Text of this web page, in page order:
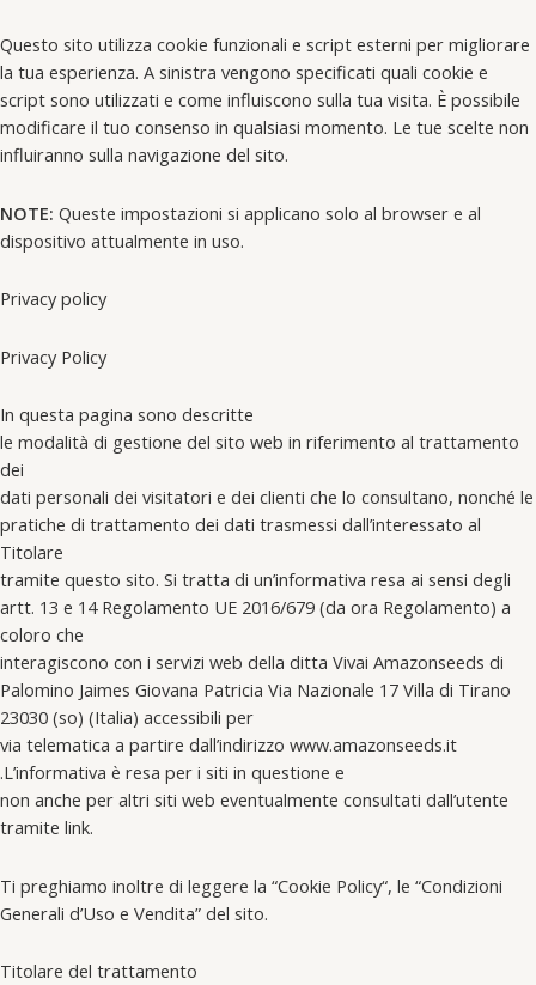
Questo sito utilizza cookie funzionali e script esterni per migliorare
la tua esperienza. A sinistra vengono specificati quali cookie e
script sono utilizzati e come influiscono sulla tua visita. È possibile
modificare il tuo consenso in qualsiasi momento. Le tue scelte non
influiranno sulla navigazione del sito.
NOTE: Queste impostazioni si applicano solo al browser e al
dispositivo attualmente in uso.
Privacy policy
Privacy Policy
In questa pagina sono descritte
le modalità di gestione del sito web in riferimento al trattamento
dei
dati personali dei visitatori e dei clienti che lo consultano, nonché le
pratiche di trattamento dei dati trasmessi dall’interessato al
Titolare
tramite questo sito. Si tratta di un’informativa resa ai sensi degli
artt. 13 e 14 Regolamento UE 2016/679 (da ora Regolamento) a
coloro che
interagiscono con i servizi web della ditta Vivai Amazonseeds di
Palomino Jaimes Giovana Patricia Via Nazionale 17 Villa di Tirano
23030 (so) (Italia) accessibili per
via telematica a partire dall’indirizzo www.amazonseeds.it
.L’informativa è resa per i siti in questione e
non anche per altri siti web eventualmente consultati dall’utente
tramite link.
Ti preghiamo inoltre di leggere la “Cookie Policy“, le “Condizioni
Generali d’Uso e Vendita” del sito.
Titolare del trattamento